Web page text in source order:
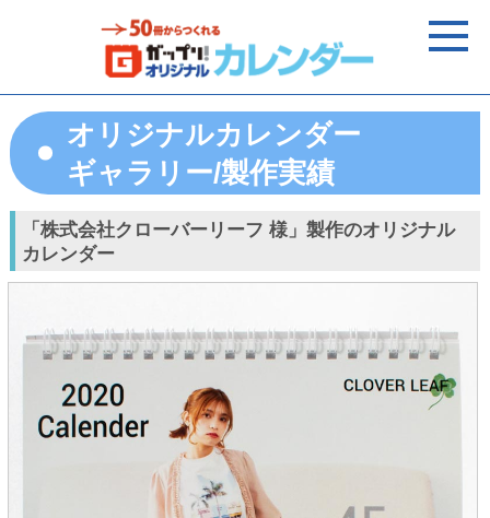
オリジナルカレンダー
ギャラリー/製作実績
「株式会社クローバーリーフ 様」製作のオリジナル
カレンダー